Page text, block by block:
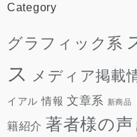
Category
グラフィック系
ス メディア掲載
イアル 情報 文章系 新商品
籍紹介 著者様の声